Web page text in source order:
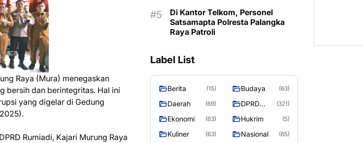
Raya (Mura) menegaskan
bersih dan berintegritas. Hal ini
yang digelar di Gedung
Rumiadi, Kajari Murung Raya
Di Kantor Telkom, Personel
Satsamapta Polresta Palangka
Raya Patroli
Label List
Berita (15) Budaya (63)
Daerah (69)
DPRD
RAYA
(321)
Ekonomi (63) Hukrim (5)
Kuliner (63) Nasional (65)